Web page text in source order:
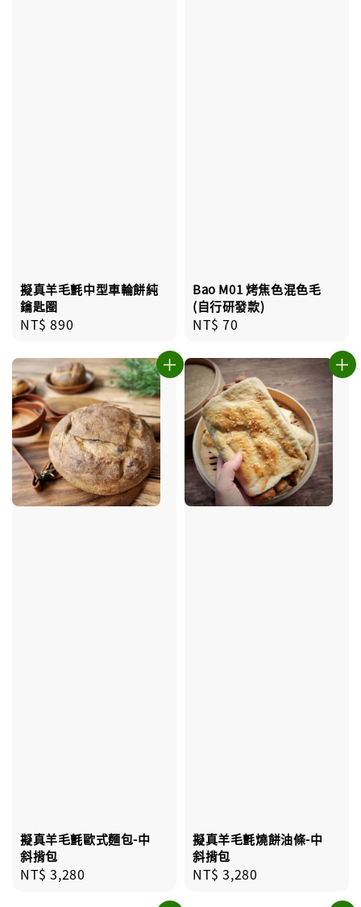
擬真羊毛氈中型車輪餅純
鑰匙圈
Regular
NT$ 890
Bao M01 烤焦色混色毛
(自行研發款)
Regular
NT$ 70
擬真羊毛氈歐式麵包-中
斜揹包
Regular
NT$ 3,280
擬真羊毛氈燒餅油條-中
斜揹包
Regular
NT$ 3,280